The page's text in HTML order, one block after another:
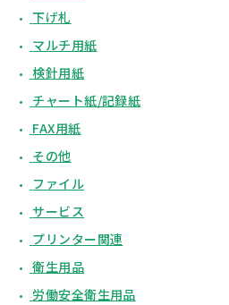
下げ札
マルチ用紙
検針用紙
チャート紙/記録紙
FAX用紙
その他
ファイル
サービス
プリンター関連
衛生用品
労働安全衛生用品